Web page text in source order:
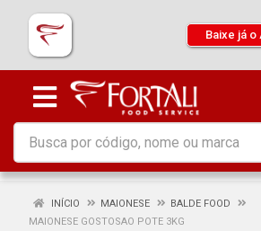
Baixe já o
INÍCIO MAIONESE
BALDE FOOD
MAIONESE GOSTOSAO POTE 3KG